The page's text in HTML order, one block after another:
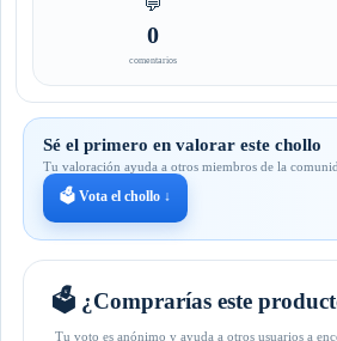
0
comentarios
Sé el primero en valorar este chollo
Tu valoración ayuda a otros miembros de la
🗳️ Vota el chollo ↓
🗳️ ¿Comprarías este
Tu voto es anónimo y ayuda a otros usuarios a